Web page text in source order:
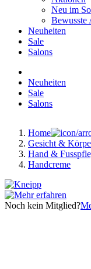
Neu im
Bewusste
Neuheiten
Sale
Salons
Neuheiten
Sale
Salons
Home
Gesicht &
Hand &
Handcreme
Noch kein Mitglied?